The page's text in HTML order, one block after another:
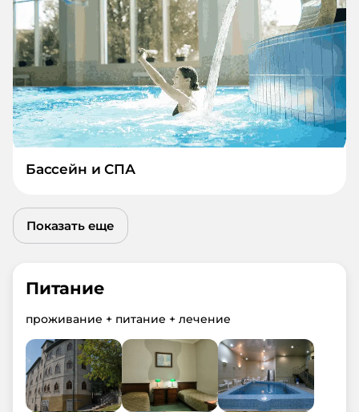
Бассейн и СПА
Показать еще
Питание
проживание + питание + лечение